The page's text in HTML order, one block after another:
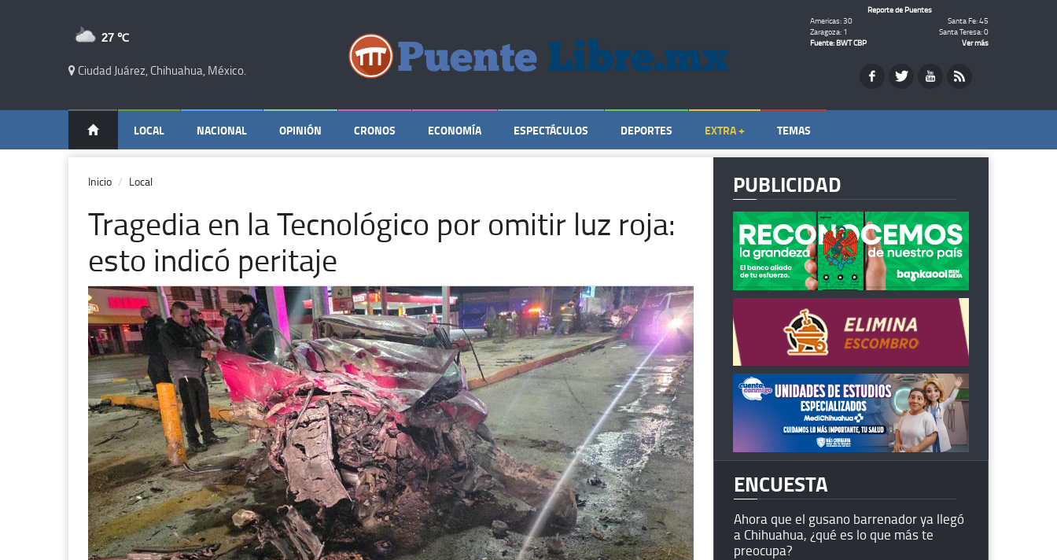
27 ℃
Ciudad Juárez, Chihuahua, México.
Reporte de Puentes
Americas: 30
Santa Fe: 45
Zaragoza: 1
Santa Teresa: 0
Fuente: BWT CBP
Ver más
LOCAL NACIONAL OPINIÓN CRONOS ECONOMÍA ESPECTÁCULOS DEPORTES EXTRA + TEMAS
Inicio Local
Tragedia en la Tecnológico por omitir luz roja:
esto indicó peritaje
PUBLICIDAD
ENCUESTA
Ahora que el gusano barrenador ya llegó
a Chihuahua, ¿qué es lo que más te
preocupa?